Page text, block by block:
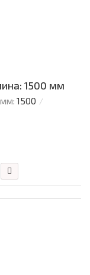
1500 мм
мм: 1500